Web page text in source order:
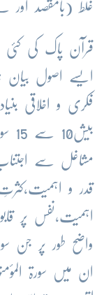
غلط (بامقصد
قرآن پاک کی کئی
ایسے اصول بیان
فکری و اخلاقی
مشاغل سے
قدر و اہمیت،کثرتِ
اہمیت،نفس پر
واضح طور پر جن
ان میں سورۃ